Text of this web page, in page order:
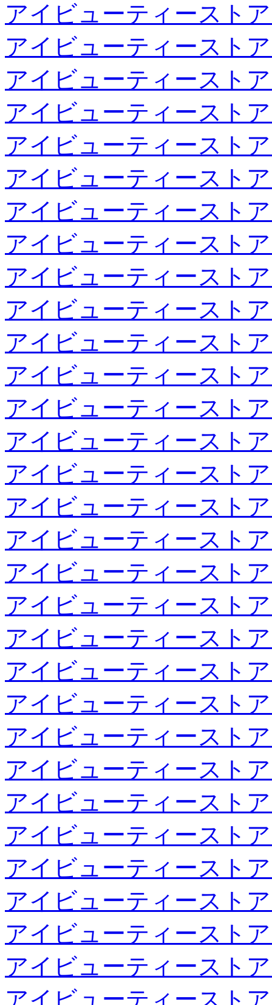
アイビューティースト
アイビューティースト
アイビューティースト
アイビューティースト
アイビューティースト
アイビューティースト
アイビューティースト
アイビューティースト
アイビューティースト
アイビューティースト
アイビューティースト
アイビューティースト
アイビューティースト
アイビューティースト
アイビューティースト
アイビューティースト
アイビューティースト
アイビューティースト
アイビューティースト
アイビューティースト
アイビューティースト
アイビューティースト
アイビューティースト
アイビューティースト
アイビューティースト
アイビューティースト
アイビューティースト
アイビューティースト
アイビューティースト
アイビューティースト
アイビューティースト